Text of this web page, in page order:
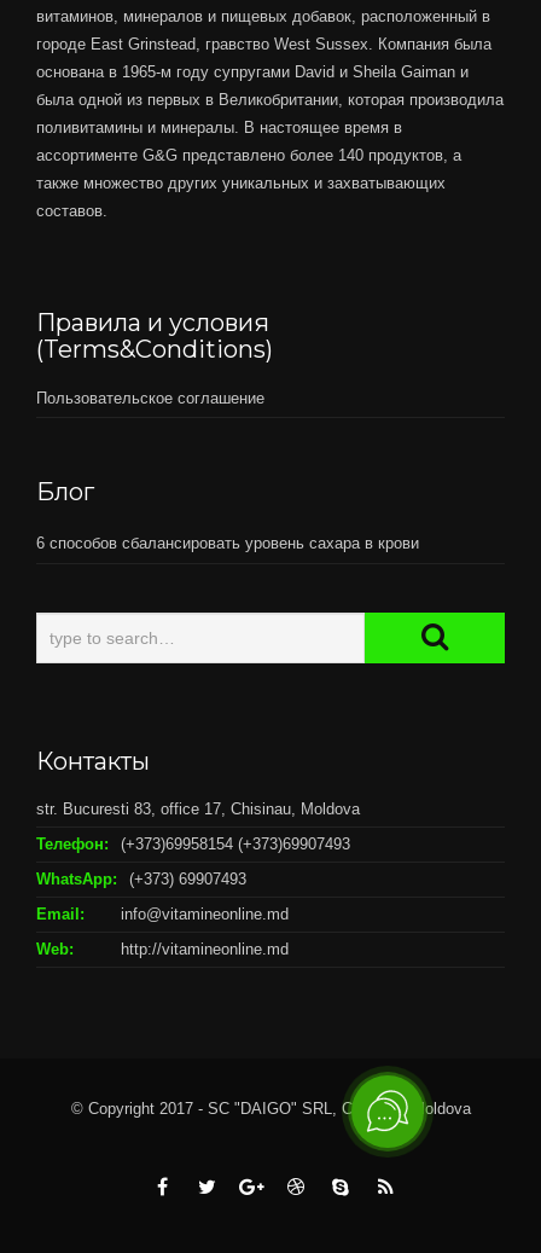
витаминов, минералов и пищевых добавок, расположенный в
городе East Grinstead, гравство West Sussex. Компания была
основана в 1965-м году супругами David и Sheila Gaiman и
была одной из первых в Великобритании, которая производила
поливитамины и минералы. В настоящее время в
ассортименте G&G представлено более 140 продуктов, а
также множество других уникальных и захватывающих
составов.
Правила и условия
(Terms&Conditions)
Пользовательское соглашение
Блог
6 способов сбалансировать уровень сахара в крови
Контакты
str. Bucuresti 83, office 17, Chisinau, Moldova
Телефон:
(+373)69958154 (+373)69907493
WhatsApp:
(+373) 69907493
Email:
info@vitamineonline.md
Web:
http://vitamineonline.md
© Copyright 2017 - SC "DAIGO" SRL, Chisianu, Moldova